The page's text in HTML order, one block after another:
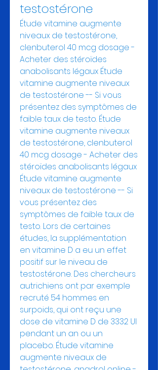
testostérone
Étude vitamine augmente
niveaux de testostérone,
clenbuterol 40 mcg dosage -
Acheter des stéroïdes
anabolisants légaux Étude
vitamine augmente niveaux
de testostérone -- Si vous
présentez des symptômes de
faible taux de testo. Étude
vitamine augmente niveaux
de testostérone, clenbuterol
40 mcg dosage - Acheter des
stéroïdes anabolisants légaux
Étude vitamine augmente
niveaux de testostérone -- Si
vous présentez des
symptômes de faible taux de
testo. Lors de certaines
études, la supplémentation
en vitamine D a eu un effet
positif sur le niveau de
testostérone. Des chercheurs
autrichiens ont par exemple
recruté 54 hommes en
surpoids, qui ont reçu une
dose de vitamine D de 3332 UI
pendant un an ou un
placebo. Étude vitamine
augmente niveaux de